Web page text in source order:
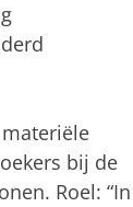
bij de
Roel: “In